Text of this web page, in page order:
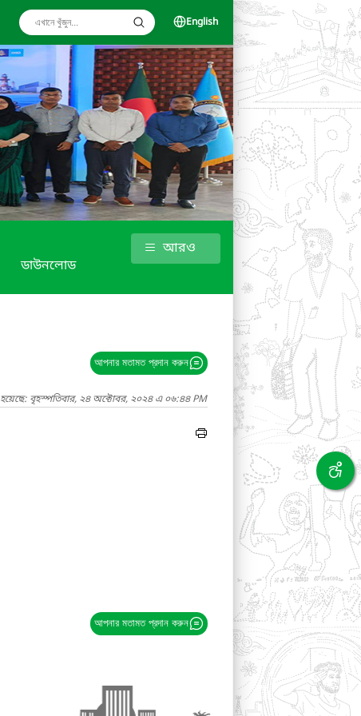
English
ডাউনলোড
আরও
আপনার মতামত প্রদান করুন
হয়েছে: বৃহস্পতিবার, ২৪ অক্টোবর, ২০২৪ এ ০৬:৪৪ PM
আপনার মতামত প্রদান করুন